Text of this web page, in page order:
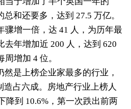
和还要多，达到 27.5 万亿。
骤增一倍，达 41 人，为历年最
去年增加近 200 人，达到 620
增加 4 位。
是上榜企业家最多的行业，
造占六成。房地产行业上榜人
降到 10.6%，第一次跌出前两